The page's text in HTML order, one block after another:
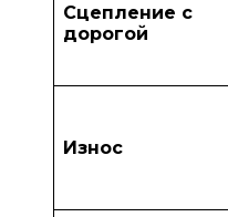
Сцепление с
дорогой
Износ